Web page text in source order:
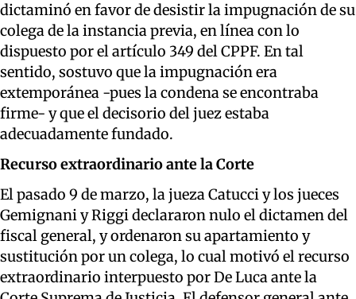
dictaminó en favor de desistir la impugnación de su
colega de la instancia previa, en línea con lo
dispuesto por el artículo 349 del CPPF. En tal
sentido, sostuvo que la impugnación era
extemporánea -pues la condena se encontraba
firme- y que el decisorio del juez estaba
adecuadamente fundado.
Recurso extraordinario ante la Corte
El pasado 9 de marzo, la jueza Catucci y los jueces
Gemignani y Riggi declararon nulo el dictamen del
fiscal general, y ordenaron su apartamiento y
sustitución por un colega, lo cual motivó el recurso
extraordinario interpuesto por De Luca ante la